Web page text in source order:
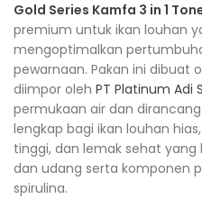
Gold Series Kamfa 3 in 1
premium untuk ikan louhan
mengoptimalkan
pewarnaan. Pakan ini dibuat
diimpor oleh PT Platinum Adi
permukaan air dan
lengkap bagi ikan louhan
tinggi, dan lemak sehat
dan udang serta komponen
spirulina.